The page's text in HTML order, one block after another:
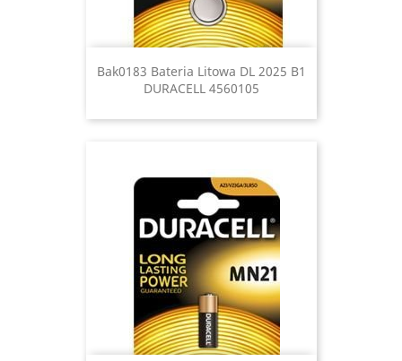
Bak0183 Bateria Litowa DL 2025 B1
DURACELL 4560105